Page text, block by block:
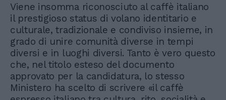
Viene insomma riconosciuto al caffè italiano
il prestigioso status di volano identitario e
culturale, tradizionale e condiviso insieme, in
grado di unire comunità diverse in tempi
diversi e in luoghi diversi. Tanto è vero questo
che, nel titolo esteso del documento
approvato per la candidatura, lo stesso
Ministero ha scelto di scrivere «il caffè